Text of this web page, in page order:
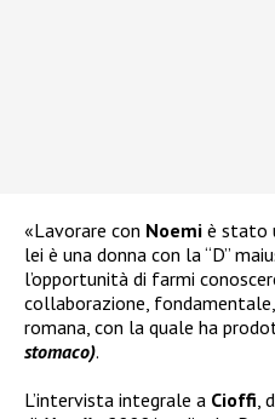
«Lavorare con Noemi è stato
lei è una donna con la “D”
l’opportunità di farmi
collaborazione,
romana, con la quale ha
stomaco).
L’intervista integrale a Cioffi ,